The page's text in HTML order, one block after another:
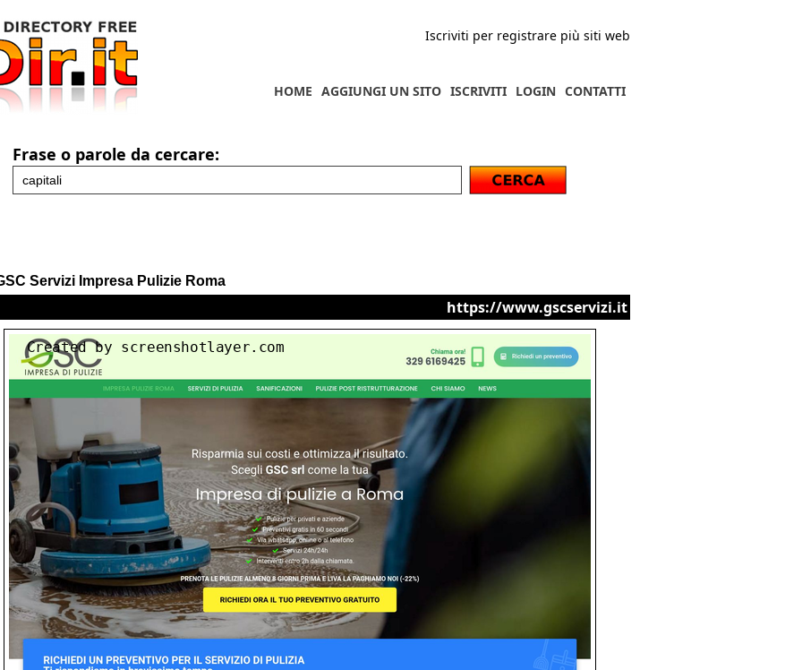
Iscriviti per registrare più siti web
CONTATTI
LOGIN
ISCRIVITI
AGGIUNGI UN SITO
HOME
Frase o parole da cercare:
Servizi Impresa Pulizie Roma
https://www.gscservizi.it